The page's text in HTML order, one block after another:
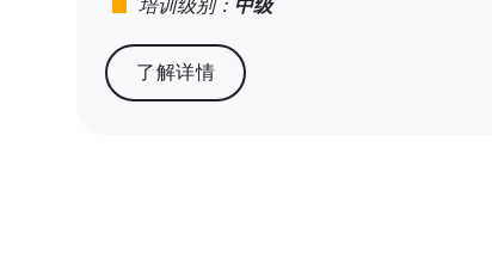
stop 培训级别： 中级
了解详情